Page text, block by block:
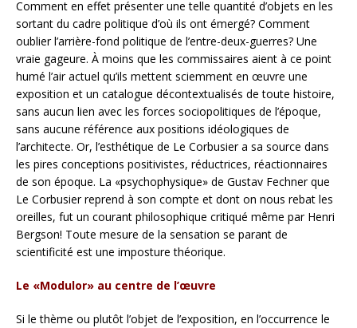
Comment en effet présenter une telle quantité d’objets en les
sortant du cadre politique d’où ils ont émergé? Comment
oublier l’arrière-fond politique de l’entre-deux-guerres? Une
vraie gageure. À moins que les commissaires aient à ce point
humé l’air actuel qu’ils mettent sciemment en œuvre une
exposition et un catalogue décontextualisés de toute histoire,
sans aucun lien avec les forces sociopolitiques de l’époque,
sans aucune référence aux positions idéologiques de
l’architecte. Or, l’esthétique de Le Corbusier a sa source dans
les pires conceptions positivistes, réductrices, réactionnaires
de son époque. La «psychophysique» de Gustav Fechner que
Le Corbusier reprend à son compte et dont on nous rebat les
oreilles, fut un courant philosophique critiqué même par Henri
Bergson! Toute mesure de la sensation se parant de
scientificité est une imposture théorique.
Le «Modulor» au centre de l’œuvre
Si le thème ou plutôt l’objet de l’exposition, en l’occurrence le